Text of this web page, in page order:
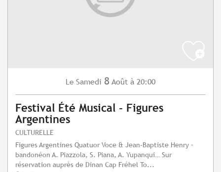
Le Samedi 8 Août à 20:00
Festival Été Musical - Figures
Argentines
CULTURELLE
Figures Argentines Quatuor Voce & Jean-Baptiste Henry –
bandonéon A. Piazzola, S. Piana, A. Yupanqui… Sur
réservation auprès de Dinan Cap Fréhel To...